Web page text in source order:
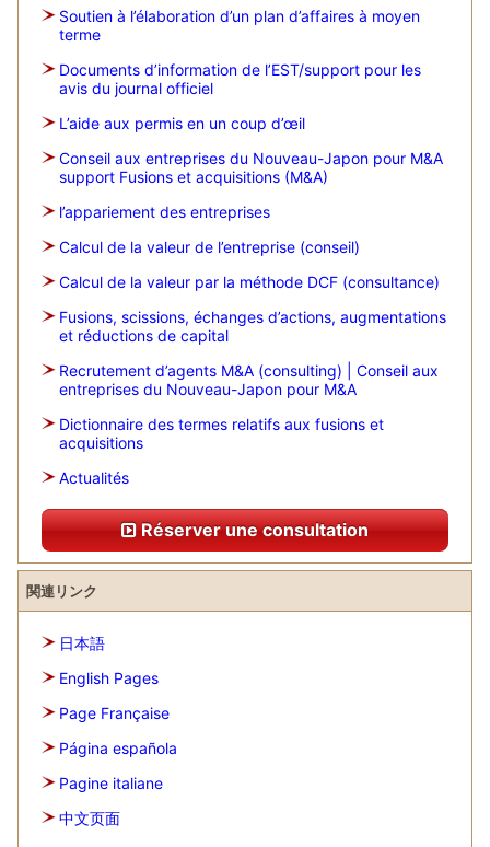
Soutien à l’élaboration d’un plan d’affaires à moyen
terme
Documents d’information de l’EST/support pour les
avis du journal officiel
L’aide aux permis en un coup d’œil
Conseil aux entreprises du Nouveau-Japon pour M&A
support Fusions et acquisitions (M&A)
l’appariement des entreprises
Calcul de la valeur de l’entreprise (conseil)
Calcul de la valeur par la méthode DCF (consultance)
Fusions, scissions, échanges d’actions, augmentations
et réductions de capital
Recrutement d’agents M&A (consulting) | Conseil aux
entreprises du Nouveau-Japon pour M&A
Dictionnaire des termes relatifs aux fusions et
acquisitions
Actualités
Réserver une consultation
関連リンク
日本語
English Pages
Page Française
Página española
Pagine italiane
中文页面